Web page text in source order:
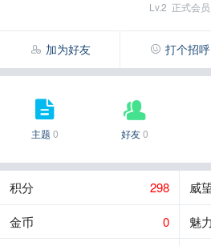
Lv.2 正式会员
加为好友 打个招呼
主题 0 好友0
298
积分 威
0
金币
魅